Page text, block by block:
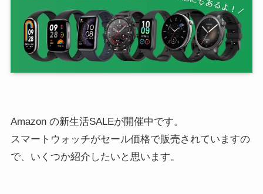
Amazon の新生活SALEが開催中です。
スマートウォッチがセール価格で販売されていますの
で、いくつか紹介したいと思います。